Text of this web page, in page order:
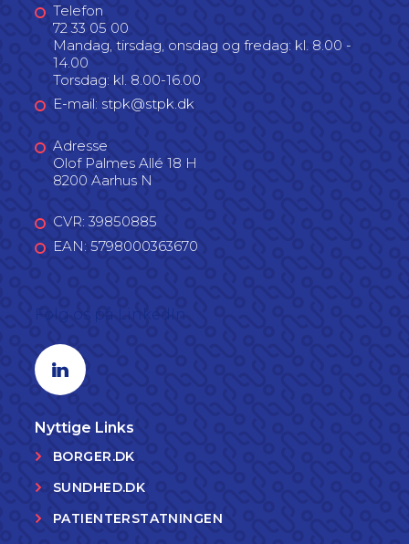
Telefon
72 33 05 00
Mandag, tirsdag, onsdag og fredag: kl. 8.00 -
14.00
Torsdag: kl. 8.00-16.00
E-mail: stpk@stpk.dk
Adresse
Olof Palmes Allé 18 H
8200 Aarhus N
CVR: 39850885
EAN: 5798000363670
Linkedin profil
Nyttige Links
BORGER.DK
SUNDHED.DK
PATIENTERSTATNINGEN